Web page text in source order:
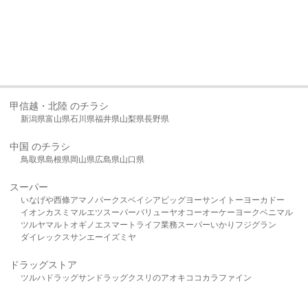
甲信越・北陸 のチラシ
新潟県富山県石川県福井県山梨県長野県
中国 のチラシ
鳥取県島根県岡山県広島県山口県
スーパー
いなげや西條アマノパークスベイシア ビッグヨーサンイトーヨーカドー
イオンカスミ マルエツスーパーバリューヤオコーオーケー ヨークベニマル
ツルヤマルト オギノ エスマート ライフ業務スーパーいかり フジグラン
ダイレックスサンエーイズミヤ
ドラッグストア
ツルハドラッグサンドラッグクスリのアオキ ココカラファイン